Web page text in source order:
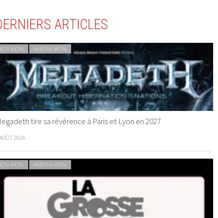
ARTICLES
METAL WEBZINE METAL
tire sa révérence à Paris et Lyon en 2027
2026
METAL WEBZINE METAL